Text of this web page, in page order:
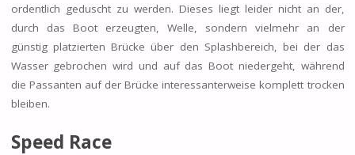
ordentlich geduscht zu werden. Dieses liegt leider nicht an der,
durch das Boot erzeugten, Welle, sondern vielmehr an der
günstig platzierten Brücke über den Splashbereich, bei der das
Wasser gebrochen wird und auf das Boot niedergeht, während
die Passanten auf der Brücke interessanterweise komplett trocken
bleiben.
Speed Race